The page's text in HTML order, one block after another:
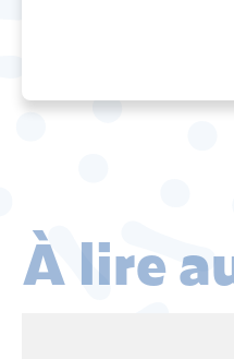
À lire